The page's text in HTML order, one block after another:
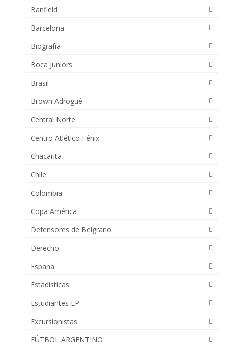
Banfield
Barcelona
Biografía
Boca Juniors
Brasil
Brown Adrogué
Central Norte
Centro Atlético Fénix
Chacarita
Chile
Colombia
Copa América
Defensores de Belgrano
Derecho
España
Estadísticas
Estudiantes LP
Excursionistas
FÚTBOL ARGENTINO